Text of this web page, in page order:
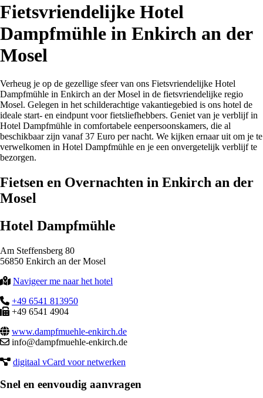
Fietsvriendelijke Hotel
Dampfmühle in Enkirch an der
Mosel
Verheug je op de gezellige sfeer van ons Fietsvriendelijke Hotel
Dampfmühle in Enkirch an der Mosel in de fietsvriendelijke regio
Mosel. Gelegen in het schilderachtige vakantiegebied is ons hotel de
ideale start- en eindpunt voor fietsliefhebbers. Geniet van je verblijf in
Hotel Dampfmühle in comfortabele eenpersoonskamers, die al
beschikbaar zijn vanaf 37 Euro per nacht. We kijken ernaar uit om je te
verwelkomen in Hotel Dampfmühle en je een onvergetelijk verblijf te
bezorgen.
Fietsen en Overnachten in Enkirch an der
Mosel
Hotel Dampfmühle
Am Steffensberg 80
56850 Enkirch an der Mosel
Navigeer me naar het hotel
+49 6541 813950
+49 6541 4904
www.dampfmuehle-enkirch.de
info@dampfmuehle-enkirch.de
digitaal vCard voor netwerken
Snel en eenvoudig aanvragen